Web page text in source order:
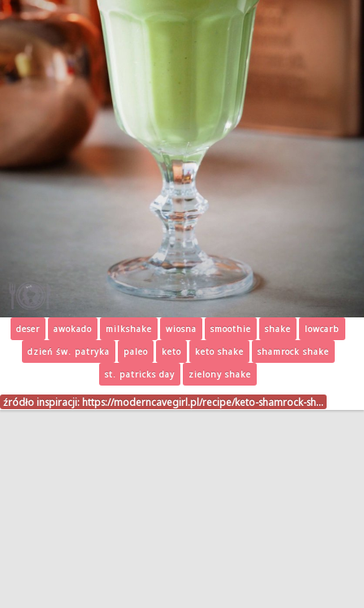
deser awokado milkshake wiosna smoothie shake
lowcarb
dzień św. patryka
paleo keto keto shake
shamrock shake
st. patricks day
zielony shake
źródło inspiracji: https://moderncavegirl.pl/recipe/keto-shamrock-sh…